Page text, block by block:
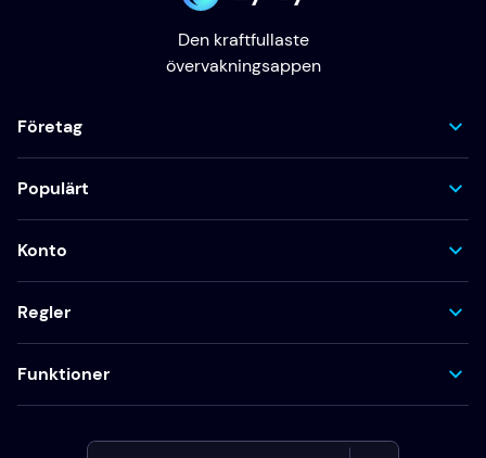
Den kraftfullaste
övervakningsappen
Företag
Populärt
Konto
Regler
Funktioner